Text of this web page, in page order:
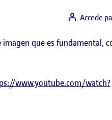
imagen que es fundamental,
www.youtube.com/watch?
Accede